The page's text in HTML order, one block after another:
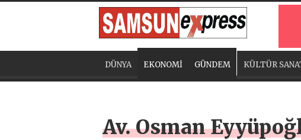
DÜNYA EKONOMİ GÜNDEM KÜLTÜR
Av. Osman